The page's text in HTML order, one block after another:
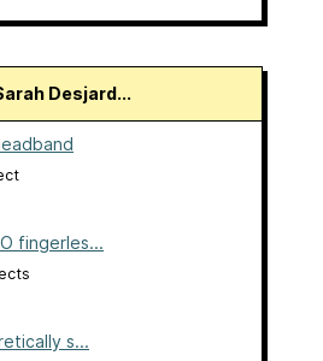
Desjard...
fingerles...
s...